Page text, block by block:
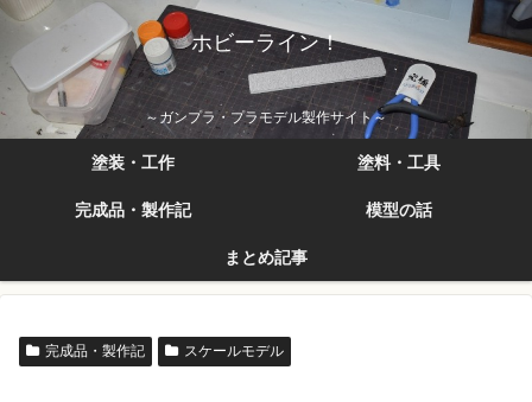
ホビーライン！
～ガンプラ・プラモデル製作サイト～
塗装・工作 塗料・工具
完成品・製作記 模型の話
まとめ記事
完成品・製作記 スケールモデル